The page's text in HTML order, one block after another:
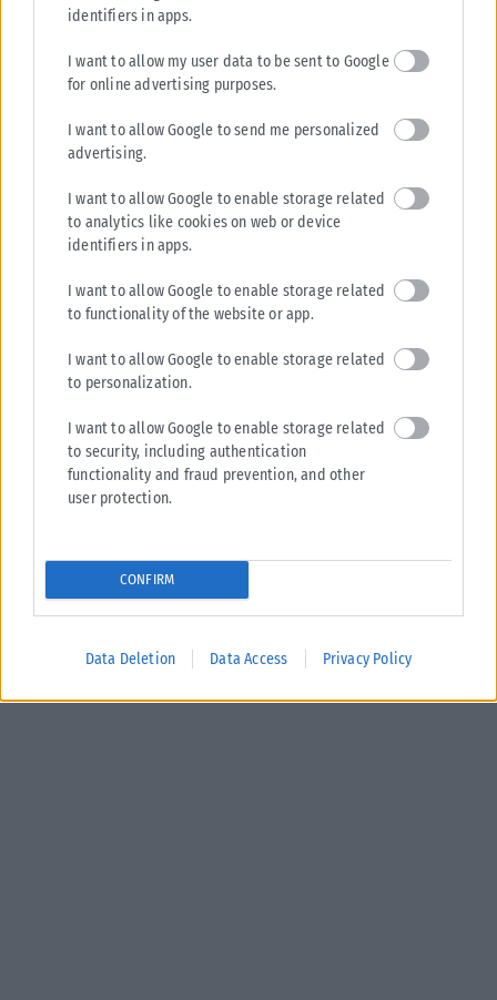
identifiers in apps.
I want to allow my user data to be sent to Google
for online advertising purposes.
I want to allow Google to send me personalized
advertising.
I want to allow Google to enable storage related
to analytics like cookies on web or device
identifiers in apps.
I want to allow Google to enable storage related
to functionality of the website or app.
I want to allow Google to enable storage related
to personalization.
I want to allow Google to enable storage related
to security, including authentication
functionality and fraud prevention, and other
user protection.
CONFIRM
Data Deletion Data Access Privacy Policy